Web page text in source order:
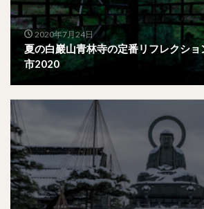
2020年7月24日
夏の白巖山青林寺の定番リフレクショ
市2020